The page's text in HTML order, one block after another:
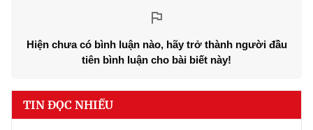
Hiện chưa có bình luận nào, hãy trở thành người đầu
tiên bình luận cho bài biết này!
TIN ĐỌC NHIỀU